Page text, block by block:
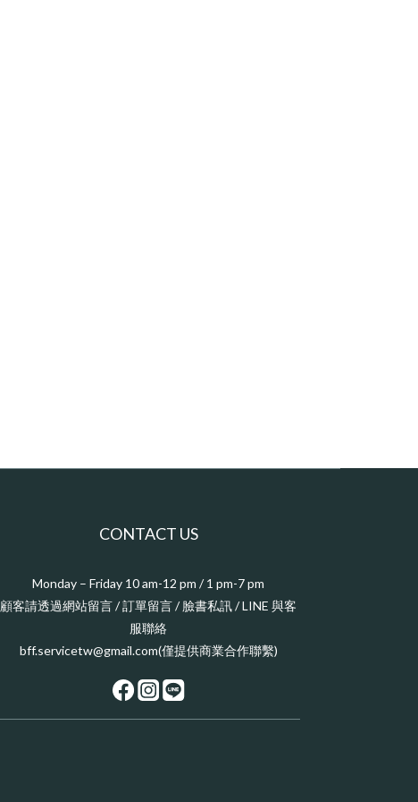
CONTACT US
Monday – Friday 10 am-12 pm / 1 pm-7 pm
顧客請透過網站留言 / 訂單留言 / 臉書私訊 / LINE 與客
服聯絡
bff.servicetw@gmail.com(僅提供商業合作聯繫)